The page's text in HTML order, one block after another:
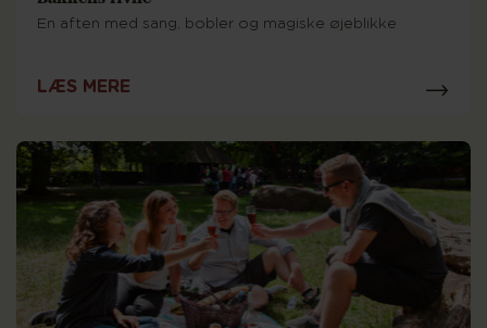
En aften med sang, bobler og magiske øjeblikke
LÆS MERE